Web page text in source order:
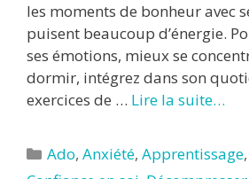
les moments de bonheur avec
puisent beaucoup d’énergie.
ses émotions, mieux se
dormir, intégrez dans son
exercices de … Lire la suite…
Catégories
Ado,Anxiété,Apprentissage